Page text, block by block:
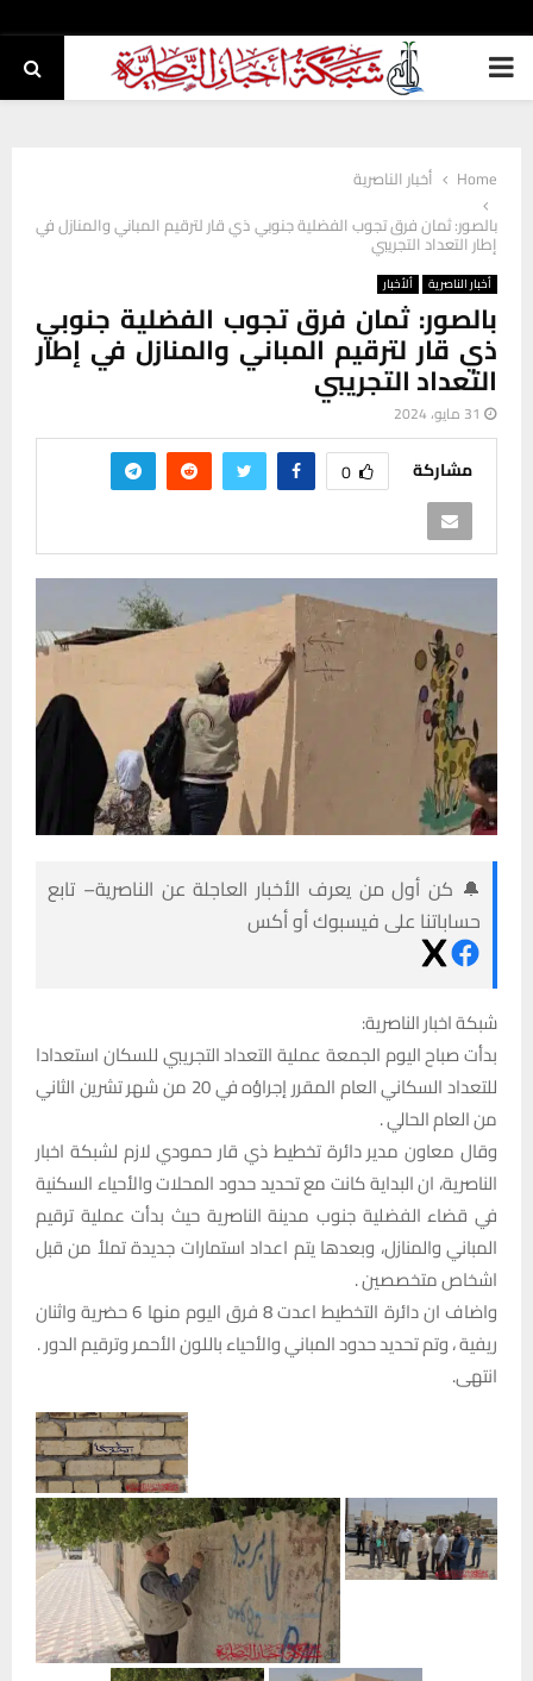
PRIMARY
Home
أخبار الناصرية
بالصور: ثمان فرق تجوب الفضلية جنوبي ذي قار لترقيم المباني والمنازل في
إطار التعداد التجريبي
أخبار الناصرية ألأخبار
بالصور: ثمان فرق تجوب الفضلية جنوبي
ذي قار لترقيم المباني والمنازل في إطار
التعداد التجريبي
31 مايو، 2024
مشاركة 0
🔔 كن أول من يعرف الأخبار العاجلة عن الناصرية– تابع
حساباتنا على فيسبوك أو أكس
شبكة اخبار الناصرية:
بدأت صباح اليوم الجمعة عملية التعداد التجريبي للسكان استعدادا
للتعداد السكاني العام المقرر إجراؤه في 20 من شهر تشرين الثاني
من العام الحالي .
وقال معاون مدير دائرة تخطيط ذي قار حمودي لازم لشبكة اخبار
الناصرية، ان البداية كانت مع تحديد حدود المحلات والأحياء السكنية
في قضاء الفضلية جنوب مدينة الناصرية حيث بدأت عملية ترقيم
المباني والمنازل، وبعدها يتم اعداد استمارات جديدة تملأ من قبل
اشخاص متخصصين .
واضاف ان دائرة التخطيط اعدت 8 فرق اليوم منها 6 حضرية واثنان
ريفية ، وتم تحديد حدود المباني والأحياء باللون الأحمر وترقيم الدور .
انتهى.